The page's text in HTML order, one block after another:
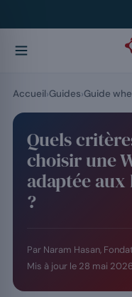
Quels
choisir une
adaptée aux
?
Par Naram Hasan,
Mis à jour le 28 mai 2026
Accueil Guides Guide